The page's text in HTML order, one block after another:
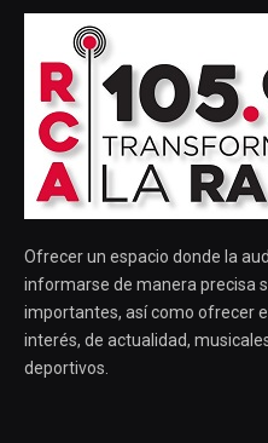
Ofrecer un espacio donde la
informarse de manera precisa
importantes, así como ofrecer
interés, de actualidad,
deportivos.